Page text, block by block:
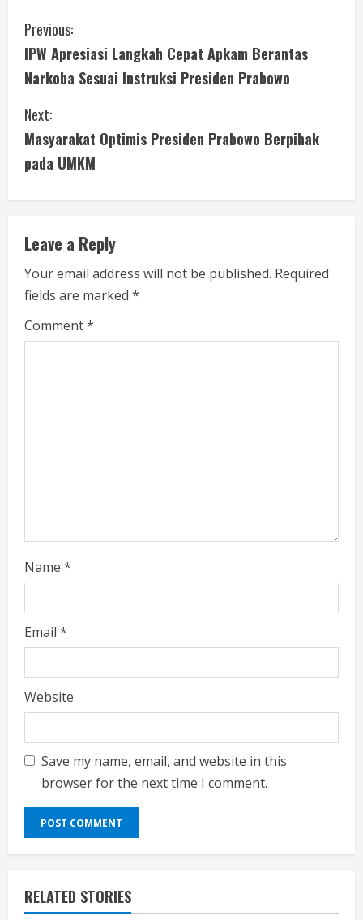
C
o
n
t
i
n
u
e
R
e
Previous:
IPW Apresiasi Langkah Cepat Apkam Berantas
Narkoba Sesuai Instruksi Presiden Prabowo
Next:
Masyarakat Optimis Presiden Prabowo Berpihak
pada UMKM
Leave a Reply
Your email address will not be published. Required
fields are marked *
Comment*
Name *
Email *
Website
Save my name, email, and website in this
browser for the next time I comment.
RELATED STORIES